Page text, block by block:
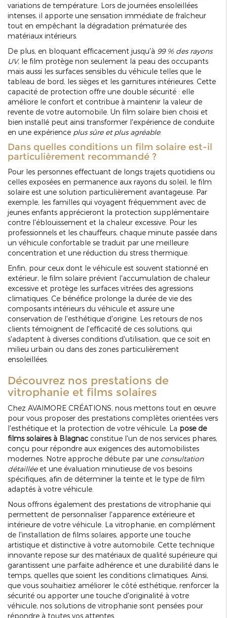
variations de température. Lors de journées ensoleillées
intenses, il apporte une sensation immédiate de fraîcheur
tout en empêchant la dégradation prématurée des
matériaux intérieurs.
De plus, en bloquant efficacement jusqu'à 99 % des rayons
UV, le film protège non seulement la peau des occupants
mais aussi les surfaces sensibles du véhicule telles que le
tableau de bord, les sièges et les garnitures intérieures. Cette
capacité de protection offre une double sécurité : elle
améliore le confort et contribue à maintenir la valeur de
revente de votre automobile. Un film solaire bien choisi et
bien installé peut ainsi transformer l'expérience de conduite
en une expérience plus sûre et plus agréable.
Dans quelles conditions un film solaire est-il
particulièrement recommandé ?
Pour les personnes effectuant de longs trajets quotidiens ou
celles exposées en permanence aux rayons du soleil, le film
solaire est une solution particulièrement avantageuse. Par
exemple, les familles qui voyagent fréquemment avec de
jeunes enfants apprécieront la protection supplémentaire
contre l'éblouissement et la chaleur excessive. Pour les
professionnels et les chauffeurs, chaque minute passée dans
un véhicule confortable se traduit par une meilleure
concentration et une réduction du stress thermique.
Enfin, pour ceux dont le véhicule est souvent stationné en
extérieur, le film solaire prévient l'accumulation de chaleur
excessive et protège les surfaces vitrées des agressions
climatiques. Ce bénéfice prolonge la durée de vie des
composants intérieurs du véhicule et assure une
conservation de l'esthétique d'origine. Les retours de nos
clients témoignent de l'efficacité de ces solutions, qui
s'adaptent à diverses conditions d'utilisation, que ce soit en
milieu urbain ou dans des zones particulièrement
ensoleillées.
Découvrez nos prestations de
vitrophanie et films solaires
Chez AVAIMORE CRÉATIONS, nous mettons tout en œuvre
pour vous proposer des prestations complètes orientées vers
l'esthétique et la protection de votre véhicule. La pose de
films solaires à Blagnac constitue l'un de nos services phares,
conçu pour répondre aux exigences des automobilistes
modernes. Notre approche débute par une consultation
détailléeet une évaluation minutieuse de vos besoins
spécifiques, afin de déterminer la teinte et le type de film
adaptés à votre véhicule.
Nous offrons également des prestations de vitrophanie qui
permettent de personnaliser l'apparence extérieure et
intérieure de votre véhicule. La vitrophanie, en complément
de l'installation de films solaires, apporte une touche
artistique et distinctive à votre automobile. Cette technique
innovante repose sur des matériaux de qualité supérieure qui
garantissent une parfaite adhérence et une durabilité dans le
temps, quelles que soient les conditions climatiques. Ainsi,
que vous souhaitiez améliorer le côté esthétique, renforcer la
sécurité ou apporter une touche d'originalité à votre
véhicule, nos solutions de vitrophanie sont pensées pour
répondre à toutes vos attentes.